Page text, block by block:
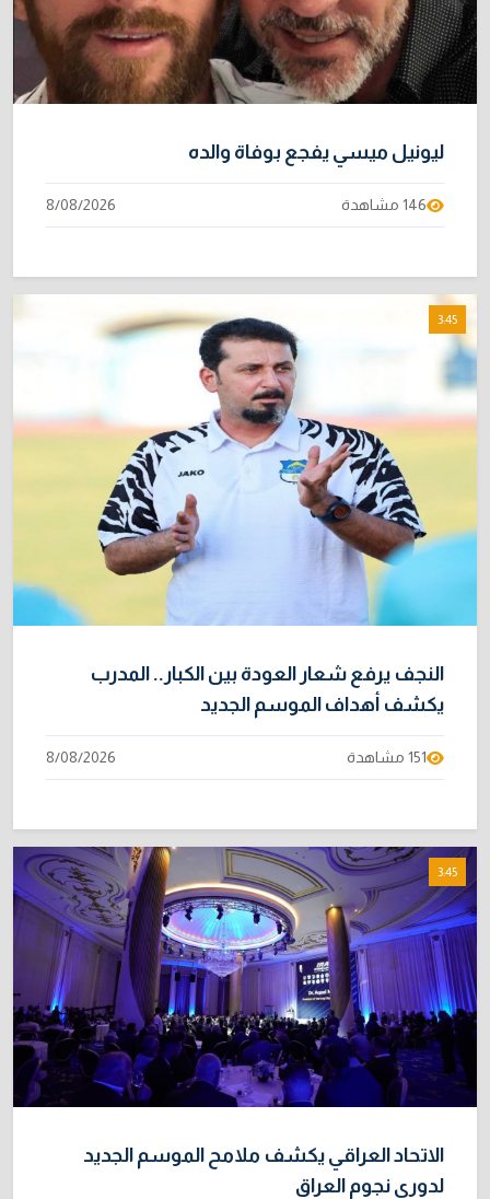
ليونيل ميسي يفجع بوفاة والده
146 مشاهدة 8/08/2026
3:45
النجف يرفع شعار العودة بين الكبار.. المدرب
يكشف أهداف الموسم الجديد
151 مشاهدة 8/08/2026
3:45
الاتحاد العراقي يكشف ملامح الموسم الجديد
لدوري نجوم العراق